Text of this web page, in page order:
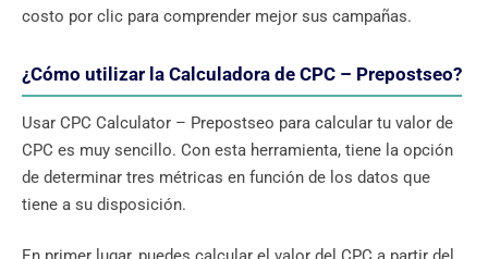
costo por clic para comprender mejor sus campañas.
¿Cómo utilizar la Calculadora de CPC – Prepostseo?
Usar CPC Calculator – Prepostseo para calcular tu valor de
CPC es muy sencillo. Con esta herramienta, tiene la opción
de determinar tres métricas en función de los datos que
tiene a su disposición.